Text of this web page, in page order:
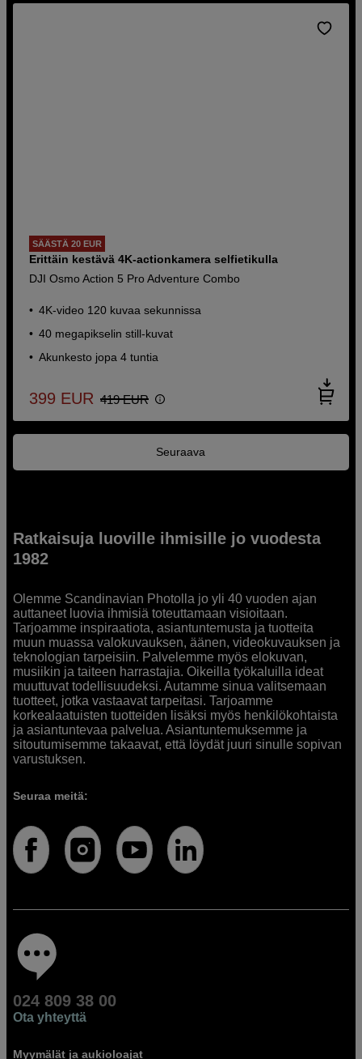
SÄÄSTÄ 20 EUR
Erittäin kestävä 4K-actionkamera selfietikulla
DJI Osmo Action 5 Pro Adventure Combo
4K-video 120 kuvaa sekunnissa
40 megapikselin still-kuvat
Akunkesto jopa 4 tuntia
399 EUR 419 EUR
Seuraava
Ratkaisuja luoville ihmisille jo vuodesta
1982
Olemme Scandinavian Photolla jo yli 40 vuoden ajan
auttaneet luovia ihmisiä toteuttamaan visioitaan.
Tarjoamme inspiraatiota, asiantuntemusta ja tuotteita
muun muassa valokuvauksen, äänen, videokuvauksen ja
teknologian tarpeisiin. Palvelemme myös elokuvan,
musiikin ja taiteen harrastajia. Oikeilla työkaluilla ideat
muuttuvat todellisuudeksi. Autamme sinua valitsemaan
tuotteet, jotka vastaavat tarpeitasi. Tarjoamme
korkealaatuisten tuotteiden lisäksi myös henkilökohtaista
ja asiantuntevaa palvelua. Asiantuntemuksemme ja
sitoutumisemme takaavat, että löydät juuri sinulle sopivan
varustuksen.
Seuraa meitä:
024 809 38 00
Ota yhteyttä
Myymälät ja aukioloajat